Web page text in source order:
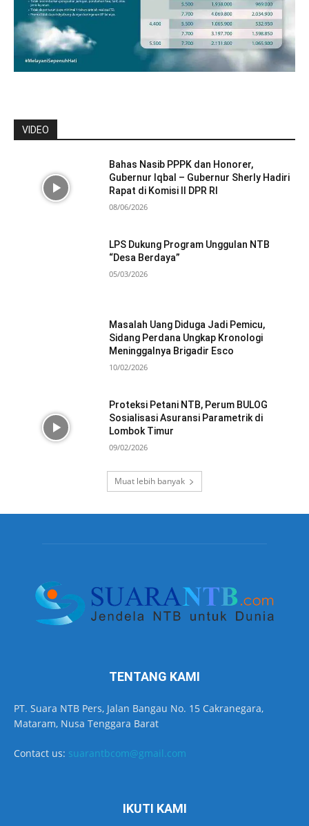
VIDEO
Bahas Nasib PPPK dan Honorer,
Gubernur Iqbal – Gubernur Sherly Hadiri
Rapat di Komisi II DPR RI
08/06/2026
LPS Dukung Program Unggulan NTB
“Desa Berdaya”
05/03/2026
Masalah Uang Diduga Jadi Pemicu,
Sidang Perdana Ungkap Kronologi
Meninggalnya Brigadir Esco
10/02/2026
Proteksi Petani NTB, Perum BULOG
Sosialisasi Asuransi Parametrik di
Lombok Timur
09/02/2026
Muat lebih banyak
TENTANG KAMI
PT. Suara NTB Pers, Jalan Bangau No. 15 Cakranegara,
Mataram, Nusa Tenggara Barat
Contact us: suarantbcom@gmail.com
IKUTI KAMI